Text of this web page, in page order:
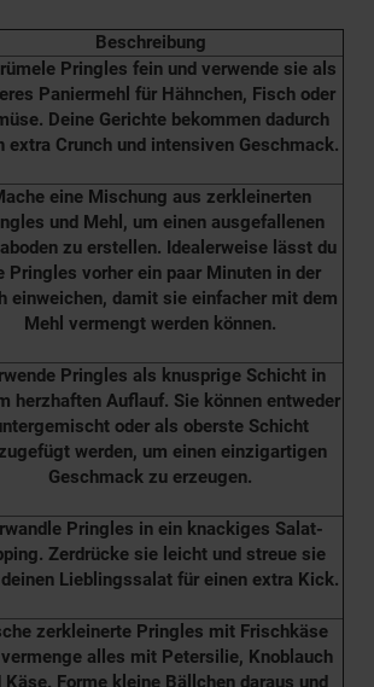
Beschreibung
Pringles fein und verwende sie als
Paniermehl für Hähnchen, Fisch oder
Deine Gerichte bekommen dadurch
extra Crunch und intensiven Geschmack.
eine Mischung aus zerkleinerten
und Mehl, um einen ausgefallenen
zu erstellen. Idealerweise lässt du
Pringles vorher ein paar Minuten in der
einweichen, damit sie einfacher mit dem
Mehl vermengt werden können.
Pringles als knusprige Schicht in
herzhaften Auflauf. Sie können entweder
oder als oberste Schicht
werden, um einen einzigartigen
Geschmack zu erzeugen.
Pringles in ein knackiges Salat-
Zerdrücke sie leicht und streue sie
Lieblingssalat für einen extra Kick.
zerkleinerte Pringles mit Frischkäse
vermenge alles mit Petersilie, Knoblauch
Käse. Forme kleine Bällchen daraus und